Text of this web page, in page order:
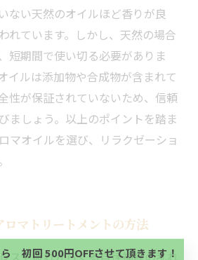
ない天然のオイルほど香りが良
れています。しかし、天然の場合
短期間で使い切る必要がありま
イルは添加物や合成物が含まれて
性が保証されていないため、信頼
ましょう。以上のポイントを踏ま
マオイルを選び、リラクゼーショ
ロマトリートメントの方法
スや疲れからくる自律神経の乱れ
にお友達登録頂いたお客様は
て頂きます。 既に 追加済の
数ですが、✖印でお閉じ下さ
初回 500円OFFさせて頂きます！